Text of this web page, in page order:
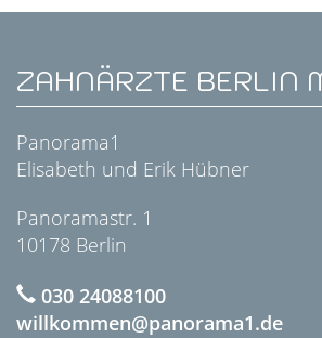
ZAHNÄRZTE BERLIN
Panorama1
Elisabeth und Erik Hübner
Panoramastr. 1
10178 Berlin
030 24088100
willkommen@panorama1.de